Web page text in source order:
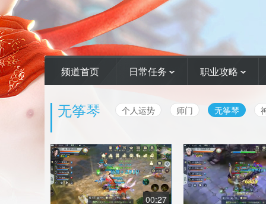
频道首页 日常任务 职业攻略
无筝琴 个人运势 师门 无筝琴
00:27